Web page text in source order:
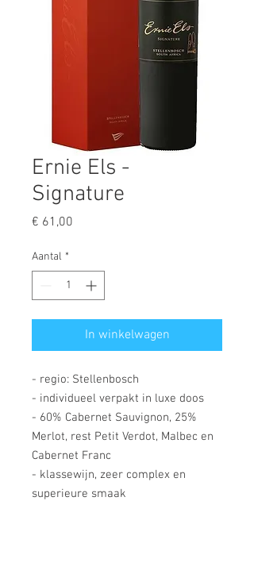
Ernie Els -
Signature
€ 61,00
Aantal *
In winkelwagen
- regio: Stellenbosch
- individueel verpakt in luxe doos
- 60% Cabernet Sauvignon, 25%
Merlot, rest Petit Verdot, Malbec en
Cabernet Franc
- klassewijn, zeer complex en
superieure smaak